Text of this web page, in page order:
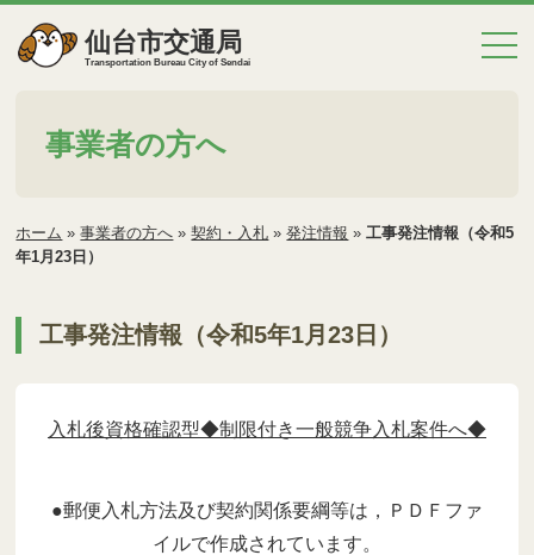
仙台市交通局
Transportation Bureau City of Sendai
事業者の方へ
ホーム »事業者の方へ »契約・入札 »発注情報 »工事発注情報（令和5
年1月23日）
工事発注情報（令和5年1月23日）
入札後資格確認型◆制限付き一般競争入札案件へ◆
●郵便入札方法及び契約関係要綱等は，ＰＤＦファ
イルで作成されています。